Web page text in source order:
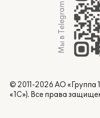
Мы в Telegram
© 2011-2026 АО
«1С»). Все права